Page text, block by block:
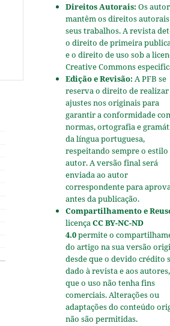
Direitos Autorais: Os
mantêm os direitos
seus trabalhos. A revista
o direito de primeira
e o direito de uso sob a
Creative Commons
Edição e Revisão: A PFB se
reserva o direito de realizar
ajustes nos originais para
garantir a conformidade
normas, ortografia e
da língua portuguesa,
respeitando sempre o estilo
autor. A versão final será
enviada ao autor
correspondente para
antes da publicação.
Compartilhamento e
licença CC BY-NC-ND
4.0permite o
do artigo na sua versão
desde que o devido crédito
dado à revista e aos
que o uso não tenha fins
comerciais. Alterações ou
adaptações do conteúdo
não são permitidas.